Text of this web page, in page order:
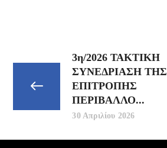
3η/2026 ΤΑΚΤΙΚΗ
ΣΥΝΕΔΡΙΑΣΗ ΤΗΣ
ΕΠΙΤΡΟΠΗΣ
ΠΕΡΙΒΑΛΛΟ...
30 Απριλίου 2026